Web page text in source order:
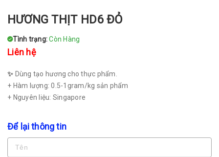
HƯƠNG THỊT HD6 ĐỎ
Tình trạng:Còn Hàng
Liên hệ
✨ Dùng tạo hương cho thực phẩm.
+ Hàm lượng: 0.5-1gram/kg sản phẩm
+ Nguyên liệu: Singapore
Để lại thông tin